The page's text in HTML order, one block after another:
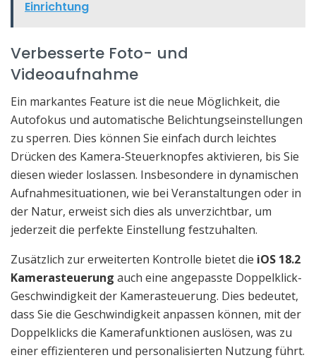
Einrichtung
Verbesserte Foto- und
Videoaufnahme
Ein markantes Feature ist die neue Möglichkeit, die
Autofokus und automatische Belichtungseinstellungen
zu sperren. Dies können Sie einfach durch leichtes
Drücken des Kamera-Steuerknopfes aktivieren, bis Sie
diesen wieder loslassen. Insbesondere in dynamischen
Aufnahmesituationen, wie bei Veranstaltungen oder in
der Natur, erweist sich dies als unverzichtbar, um
jederzeit die perfekte Einstellung festzuhalten.
Zusätzlich zur erweiterten Kontrolle bietet die iOS 18.2
Kamerasteuerung auch eine angepasste Doppelklick-
Geschwindigkeit der Kamerasteuerung. Dies bedeutet,
dass Sie die Geschwindigkeit anpassen können, mit der
Doppelklicks die Kamerafunktionen auslösen, was zu
einer effizienteren und personalisierten Nutzung führt.